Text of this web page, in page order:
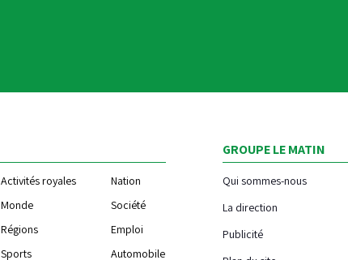
Activités royales
Nation
Monde
Société
Régions
Emploi
Sports Automobile
GROUPE LE MATIN
Qui sommes-nous
La direction
Publicité